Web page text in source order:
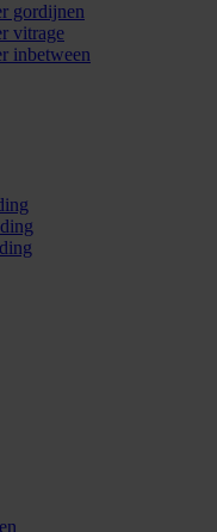
gordijnen
vitrage
inbetween